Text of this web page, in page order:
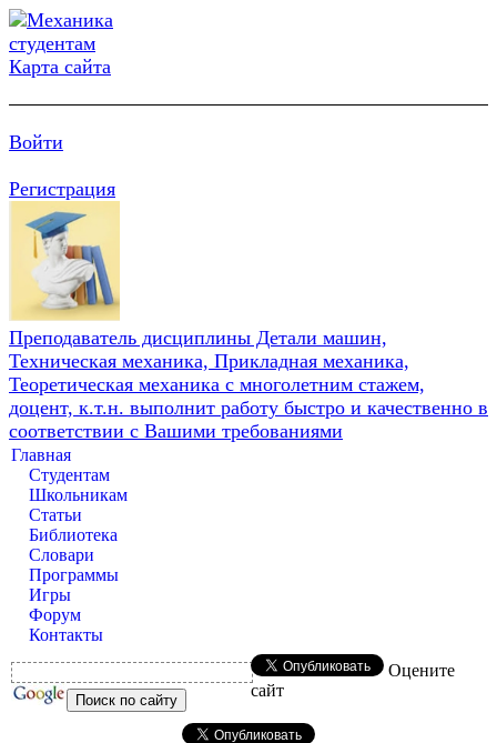
Карта сайта
Войти
Регистрация
Преподаватель дисциплины Детали машин,
Техническая механика, Прикладная механика,
Теоретическая механика с многолетним стажем,
доцент, к.т.н. выполнит работу быстро и качественно в
соответствии с Вашими требованиями
Главная
Студентам
Школьникам
Статьи
Библиотека
Словари
Программы
Игры
Форум
Контакты
Оцените
сайт